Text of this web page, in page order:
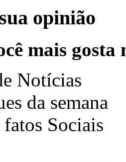
opinião
mais
Notícias
da semana
Sociais